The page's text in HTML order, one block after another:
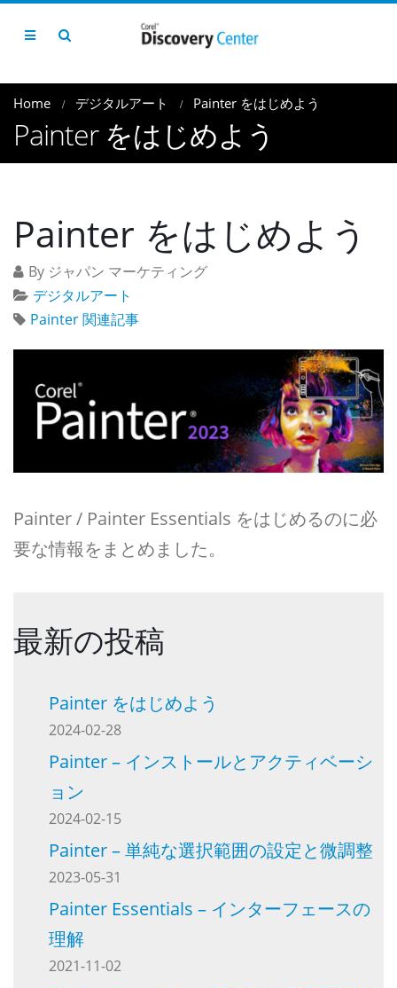
Home デジタルアート Painter をはじめよう
Painter をはじめよう
Painter をはじめよう
By ジャパン マーケティング
デジタルアート
Painter 関連記事
Painter / Painter Essentials をはじめるのに必
要な情報をまとめました。
最新の投稿
Painter をはじめよう
2024-02-28
Painter – インストールとアクティベーシ
ョン
2024-02-15
Painter – 単純な選択範囲の設定と微調整
2023-05-31
Painter Essentials – インターフェースの
理解
2021-11-02